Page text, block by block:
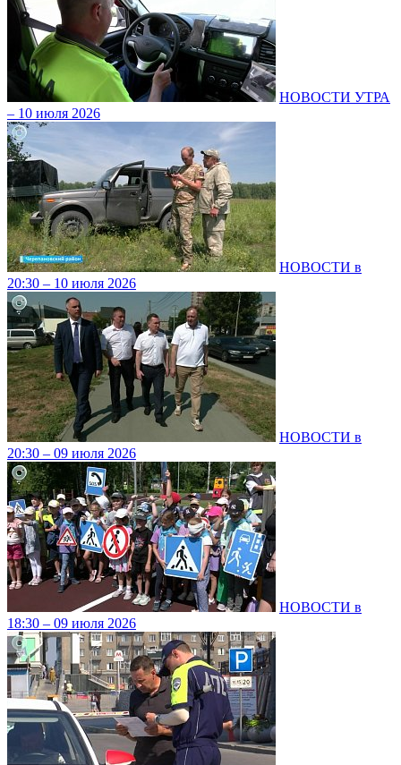
НОВОСТИ УТРА
– 10 июля 2026
НОВОСТИ в
20:30 – 10 июля 2026
НОВОСТИ в
20:30 – 09 июля 2026
НОВОСТИ в
18:30 – 09 июля 2026